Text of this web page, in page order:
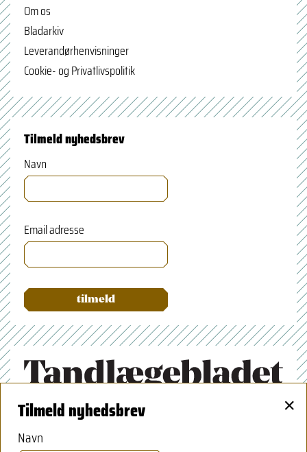
Om os
Bladarkiv
Leverandørhenvisninger
Cookie- og Privatlivspolitik
Tilmeld nyhedsbrev
Navn
Email adresse
Tandlægeforeningen
Amaliegade 17
Tilmeld nyhedsbrev ×
Navn